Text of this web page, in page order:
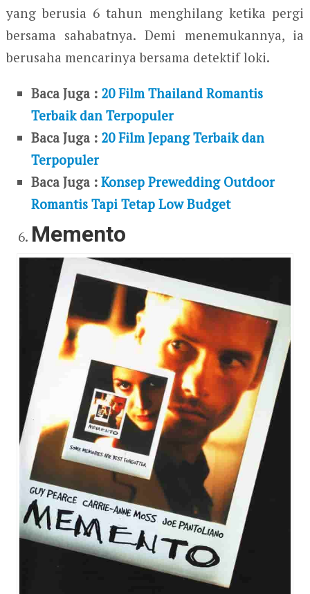
yang berusia 6 tahun menghilang ketika pergi
bersama sahabatnya. Demi menemukannya, ia
berusaha mencarinya bersama detektif loki.
Baca Juga : 20 Film Thailand Romantis
Terbaik dan Terpopuler
Baca Juga : 20 Film Jepang Terbaik dan
Terpopuler
Baca Juga :Konsep Prewedding Outdoor
Romantis Tapi Tetap Low Budget
Memento